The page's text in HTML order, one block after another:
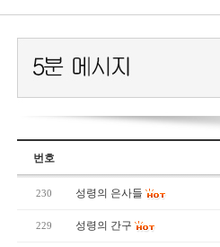
번호
230 성령의 은사들
229 성령의 간구